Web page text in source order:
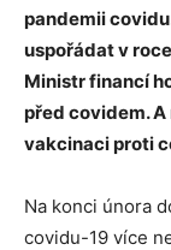
pandemii
uspořádat v
Ministr financí
před covidem. A
vakcinaci proti
Na konci února
covidu-19 více